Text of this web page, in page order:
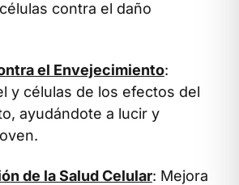
contra el daño
el Envejecimiento:
y células de los efectos del
ayudándote a lucir y
de la Salud Celular: Mejora